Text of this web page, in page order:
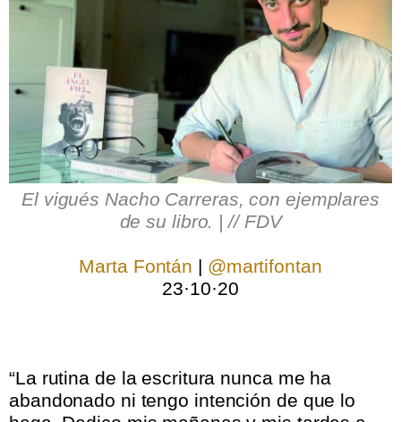
El vigués Nacho Carreras, con ejemplares
de su libro. | // FDV
Marta Fontán | @martifontan
23·10·20
“La rutina de la escritura nunca me ha
abandonado ni tengo intención de que lo